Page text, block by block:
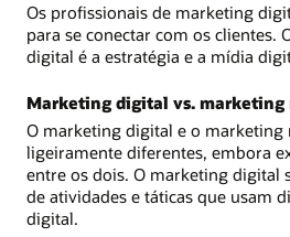
Os profissionais de marketing
para se conectar com os clientes.
digital é a estratégia e a mídia
Marketing digital vs.
O marketing digital e o marketing
ligeiramente diferentes, embora
entre os dois. O marketing digital
de atividades e táticas que usam
digital.